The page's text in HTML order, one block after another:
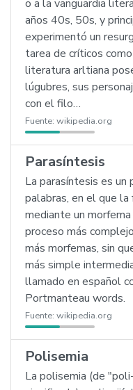
o a la vanguardia
años 40s, 50s, y
experimentó un
tarea de críticos
literatura arltiana
lúgubres, sus
con el filo…
Fuente: wikipedia.org
Parasíntesis
La parasíntesis es un
palabras, en el que
mediante un
proceso más
más morfemas, sin
más simple
llamado en español
Portmanteau words.
Fuente: wikipedia.org
Polisemia
La polisemia (de